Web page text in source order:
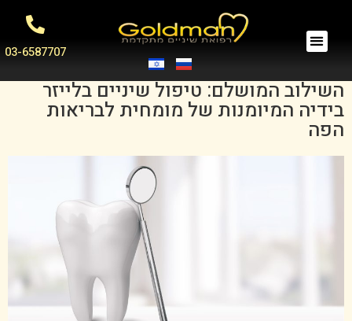
03-6587707
השילוב המושלם: טיפול שיניים בלייזר
בידיה המיומנות של מומחית לבריאות
הפה